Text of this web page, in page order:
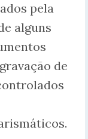
pela
alguns
de